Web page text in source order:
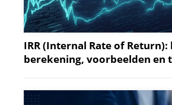
IRR (Internal Rate of Return):
berekening, voorbeelden en